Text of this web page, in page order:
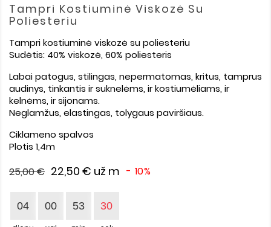
Tampri Kostiuminė Viskozė Su
Poliesteriu
Tampri kostiuminė viskozė su poliesteriu
Sudėtis: 40% viskozė, 60% poliesteris
Labai patogus, stilingas, nepermatomas, kritus, tamprus
audinys, tinkantis ir suknelėms, ir kostiumėliams, ir
kelnėms, ir sijonams.
Neglamžus, elastingas, tolygaus paviršiaus.
Ciklameno spalvos
Plotis 1,4m
22,50 € už m - 10%
25,00 €
04 00 53 30